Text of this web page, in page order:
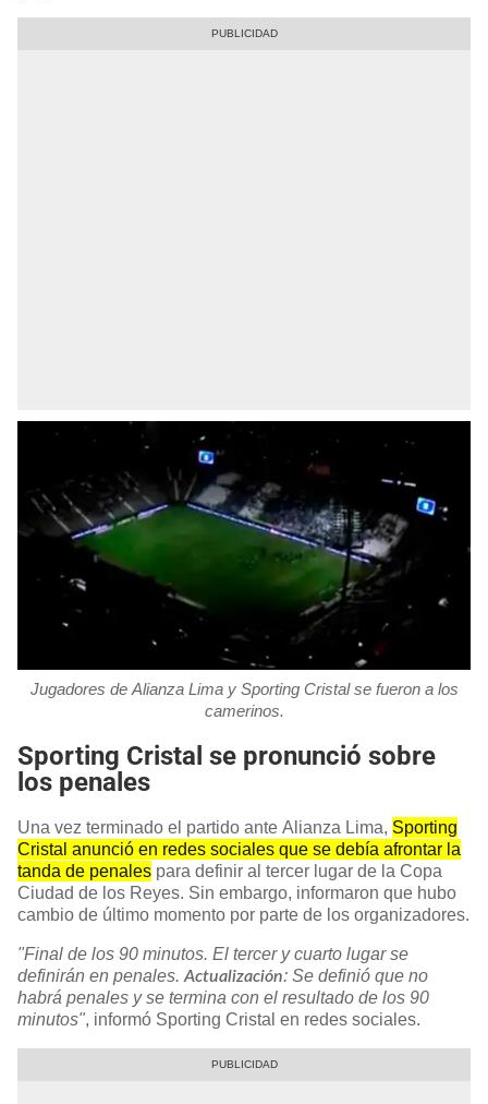
Jugadores de Alianza Lima y Sporting Cristal se fueron a los
camerinos.
Sporting Cristal se pronunció sobre
los penales
Una vez terminado el partido ante Alianza Lima, Sporting
Cristal anunció en redes sociales que se debía afrontar la
tanda de penales para definir al tercer lugar de la Copa
Ciudad de los Reyes. Sin embargo, informaron que hubo
cambio de último momento por parte de los organizadores.
"Final de los 90 minutos. El tercer y cuarto lugar se
definirán en penales.Actualización: Se definió que no
habrá penales y se termina con el resultado de los 90
minutos", informó Sporting Cristal en redes sociales.